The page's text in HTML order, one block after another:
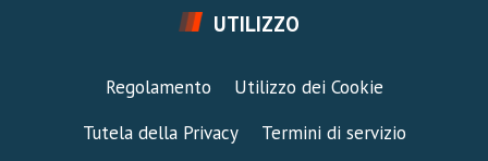
UTILIZZO
Regolamento
Utilizzo dei Cookie
Tutela della Privacy
Termini di servizio